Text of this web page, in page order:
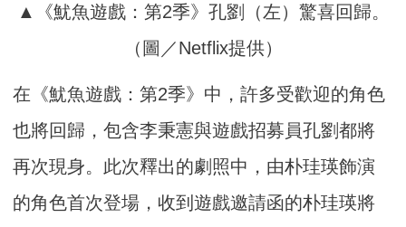
▲《魷魚遊戲：第2季》孔劉（左）驚喜回歸。
（圖／Netflix提供）
在《魷魚遊戲：第2季》中，許多受歡迎的角色
也將回歸，包含李秉憲與遊戲招募員孔劉都將
再次現身。此次釋出的劇照中，由朴珪瑛飾演
的角色首次登場，收到遊戲邀請函的朴珪瑛將